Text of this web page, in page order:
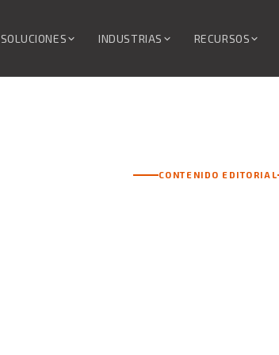
SOLUCIONES INDUSTRIAS RECURSOS
CONTENIDO EDITORIAL